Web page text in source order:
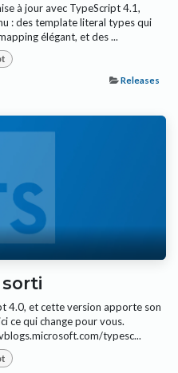
à jour avec TypeScript 4.1,
: des template literal types qui
élégant, et des ...
Releases
4.0, et cette version apporte son
ce qui change pour vous.
typesc...